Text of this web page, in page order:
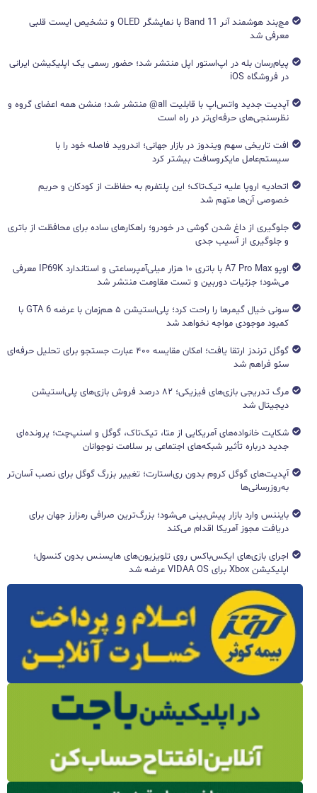
مچ‌بند هوشمند آنر Band 11 با نمایشگر OLED و تشخیص ایست قلبی
معرفی شد
پیام‌رسان بله در اپ‌استور اپل منتشر شد؛ حضور رسمی یک اپلیکیشن ایرانی
در فروشگاه iOS
آپدیت جدید واتس‌اپ با قابلیت all@ منتشر شد؛ منشن همه اعضای گروه و
نظرسنجی‌های حرفه‌ای‌تر در راه است
افت تاریخی سهم ویندوز در بازار جهانی؛ اندروید فاصله خود را با
سیستم‌عامل مایکروسافت بیشتر کرد
اتحادیه اروپا علیه تیک‌تاک؛ این پلتفرم به حفاظت از کودکان و حریم
خصوصی آن‌ها متهم شد
جلوگیری از داغ شدن گوشی در خودرو؛ راهکارهای ساده برای محافظت از باتری
و جلوگیری از آسیب جدی
اوپو A7 Pro Max با باتری ۱۰ هزار میلی‌آمپرساعتی و استاندارد IP69K معرفی
می‌شود؛ جزئیات دوربین و تست مقاومت منتشر شد
سونی خیال گیمرها را راحت کرد؛ پلی‌استیشن ۵ هم‌زمان با عرضه GTA 6 با
کمبود موجودی مواجه نخواهد شد
گوگل ترندز ارتقا یافت؛ امکان مقایسه ۴۰۰ عبارت جستجو برای تحلیل حرفه‌ای
سئو فراهم شد
مرگ تدریجی بازی‌های فیزیکی؛ ۸۲ درصد فروش بازی‌های پلی‌استیشن
دیجیتال شد
شکایت خانواده‌های آمریکایی از متا، تیک‌تاک، گوگل و اسنپ‌چت؛ پرونده‌ای
جدید درباره تأثیر شبکه‌های اجتماعی بر سلامت نوجوانان
آپدیت‌های گوگل کروم بدون ری‌استارت؛ تغییر بزرگ گوگل برای نصب آسان‌تر
به‌روزرسانی‌ها
بایننس وارد بازار پیش‌بینی می‌شود؛ بزرگ‌ترین صرافی رمزارز جهان برای
دریافت مجوز آمریکا اقدام می‌کند
اجرای بازی‌های ایکس‌باکس روی تلویزیون‌های هایسنس بدون کنسول؛
اپلیکیشن Xbox برای VIDAA OS عرضه شد